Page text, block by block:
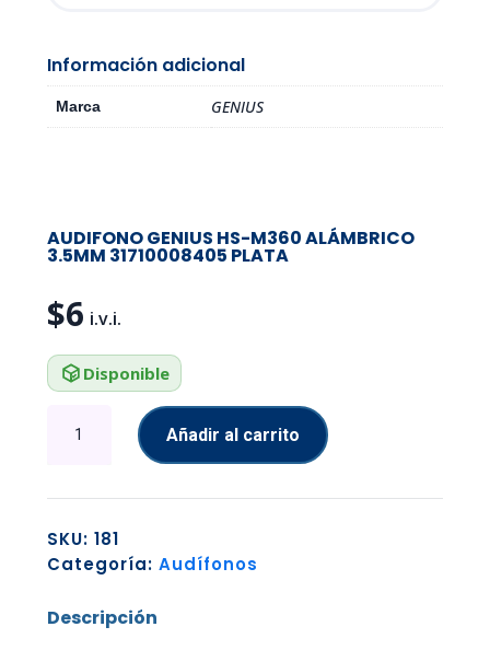
Información adicional
Marca GENIUS
AUDIFONO GENIUS HS-M360 ALÁMBRICO
3.5MM 31710008405 PLATA
$6
Disponible
GENIUS
3.5MM
31710008405
cantidad
Añadir al carrito
SKU: 181
Categoría: Audífonos
Descripción